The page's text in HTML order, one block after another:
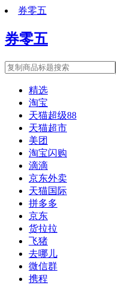
券零五
券零五
精选
淘宝
天猫超级88
天猫超市
美团
淘宝闪购
滴滴
京东外卖
天猫国际
拼多多
京东
货拉拉
飞猪
去哪儿
微信群
携程